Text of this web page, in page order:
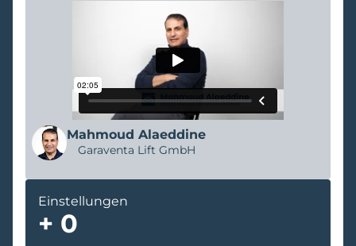
Mahmoud Alaeddine
Garaventa Lift GmbH
Einstellungen
+ 0